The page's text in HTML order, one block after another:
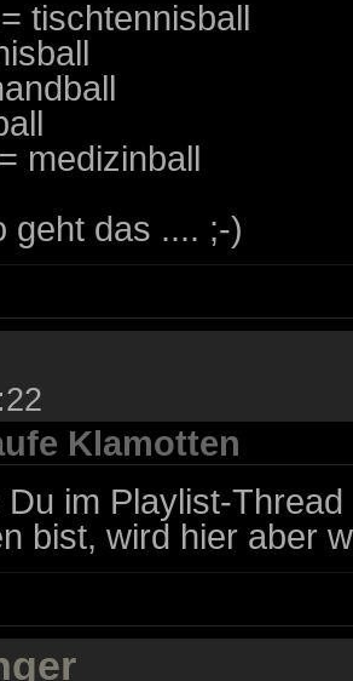
tischtennisball
medizinball
geht das .... ;-)
Klamotten
Du im Playlist-
bist, wird hier aber